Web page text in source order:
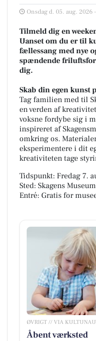
Onsdag d. 05. aug. 2026
Tilmeld dig en
Uanset om du er til
fællessang med nye
spændende
dig.
Skab din egen kunst
Tag familien med til
en verden af
voksne fordybe sig i
inspireret af
omkring os.
eksperimentere i dit
kreativiteten tage
Tidspunkt: Fredag 7.
Sted: Skagens
Entré: Gratis for
ØVRIGT // VIA
Åbent værksted